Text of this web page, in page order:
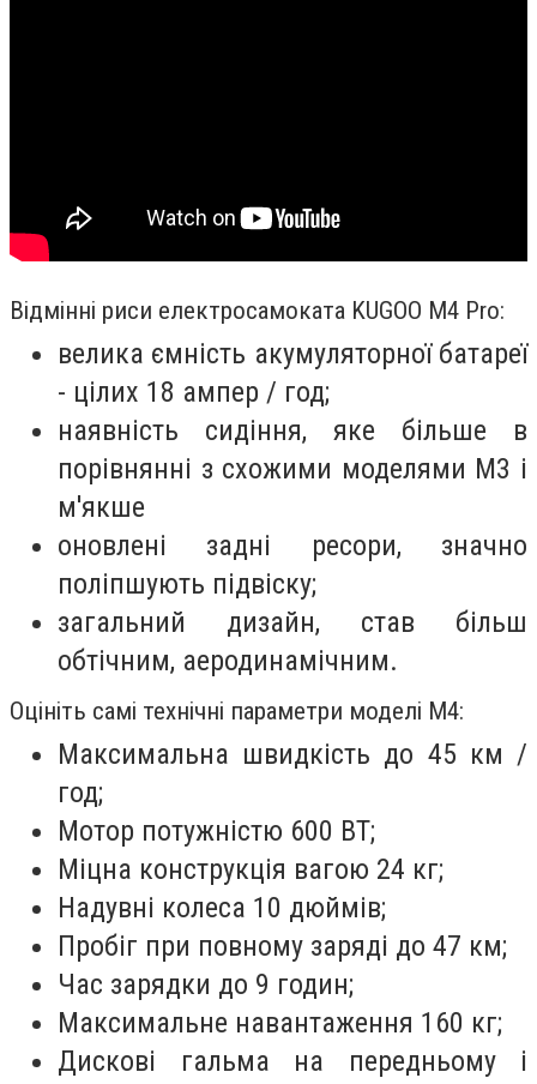
Відмінні риси електросамоката KUGOO M4 Pro:
велика ємність акумуляторної батареї
- цілих 18 ампер / год;
наявність сидіння, яке більше в
порівнянні з схожими моделями M3 і
м'якше
оновлені задні ресори, значно
поліпшують підвіску;
загальний дизайн, став більш
обтічним, аеродинамічним.
Оцініть самі технічні параметри моделі M4:
Максимальна швидкість до 45 км /
год;
Мотор потужністю 600 ВТ;
Міцна конструкція вагою 24 кг;
Надувні колеса 10 дюймів;
Пробіг при повному заряді до 47 км;
Час зарядки до 9 годин;
Максимальне навантаження 160 кг;
Дискові гальма на передньому і